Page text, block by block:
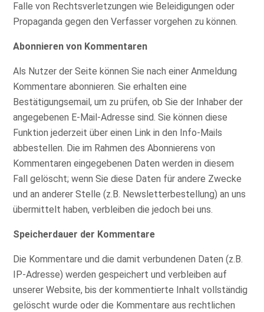
Falle von Rechtsverletzungen wie Beleidigungen oder
Propaganda gegen den Verfasser vorgehen zu können.
Abonnieren von Kommentaren
Als Nutzer der Seite können Sie nach einer Anmeldung
Kommentare abonnieren. Sie erhalten eine
Bestätigungsemail, um zu prüfen, ob Sie der Inhaber der
angegebenen E-Mail-Adresse sind. Sie können diese
Funktion jederzeit über einen Link in den Info-Mails
abbestellen. Die im Rahmen des Abonnierens von
Kommentaren eingegebenen Daten werden in diesem
Fall gelöscht; wenn Sie diese Daten für andere Zwecke
und an anderer Stelle (z.B. Newsletterbestellung) an uns
übermittelt haben, verbleiben die jedoch bei uns.
Speicherdauer der Kommentare
Die Kommentare und die damit verbundenen Daten (z.B.
IP-Adresse) werden gespeichert und verbleiben auf
unserer Website, bis der kommentierte Inhalt vollständig
gelöscht wurde oder die Kommentare aus rechtlichen